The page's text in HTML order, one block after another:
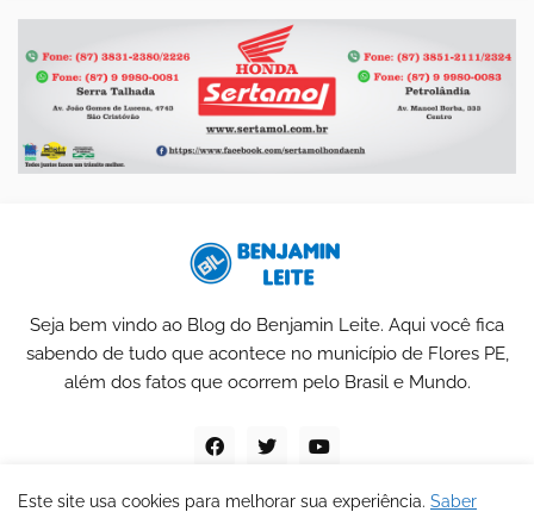
Seja bem vindo ao Blog do Benjamin Leite. Aqui você fica
sabendo de tudo que acontece no município de Flores PE,
além dos fatos que ocorrem pelo Brasil e Mundo.
Este site usa cookies para melhorar sua experiência. Saber